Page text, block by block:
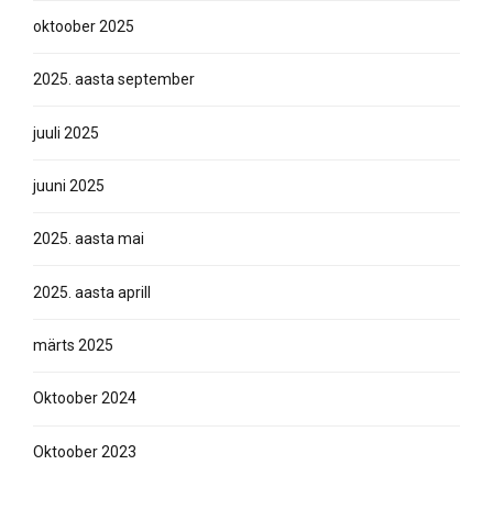
oktoober 2025
2025. aasta september
juuli 2025
juuni 2025
2025. aasta mai
2025. aasta aprill
märts 2025
Oktoober 2024
Oktoober 2023